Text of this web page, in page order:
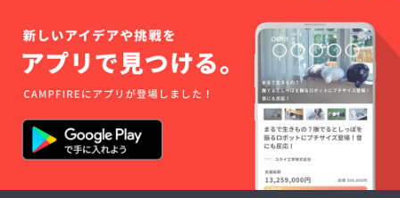
行者に
んにく
醬油漬
北海道
で採れ
た行者
にんに
くに
「くま
笹」濃
縮エキ
スを入
※「原材
料及び
添加物
等の食
品表示
はお届
け商品
のラベ
ルに表
記され
ます。
商品開